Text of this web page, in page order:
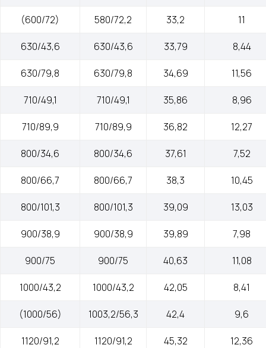
(600/72) 580/72,2 33,2 11
630/43,6 630/43,6 33,79 8,44
630/79,8 630/79,8 34,69 11,56
710/49,1 710/49,1 35,86 8,96
710/89,9 710/89,9 36,82 12,27
800/34,6 800/34,6 37,61 7,52
800/66,7 800/66,7 38,3 10,45
800/101,3 800/101,3 39,09 13,03
900/38,9 900/38,9 39,89 7,98
900/75 900/75 40,63 11,08
1000/43,2 1000/43,2 42,05 8,41
(1000/56) 1003,2/56,3 42,4 9,6
1120/91,2 1120/91,2 45,32 12,36
Силовой провод и кабель
Волоконно-оптический кабель
Юридическая информация
Политика конфиденциальности
г. Апрелевка, ул. Парковая, д. 1, комн. 217